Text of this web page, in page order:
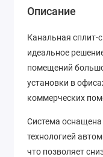
Описание
Канальная сплит-
идеальное
помещений
установки в
коммерческих
Система
технологией
что позволяет